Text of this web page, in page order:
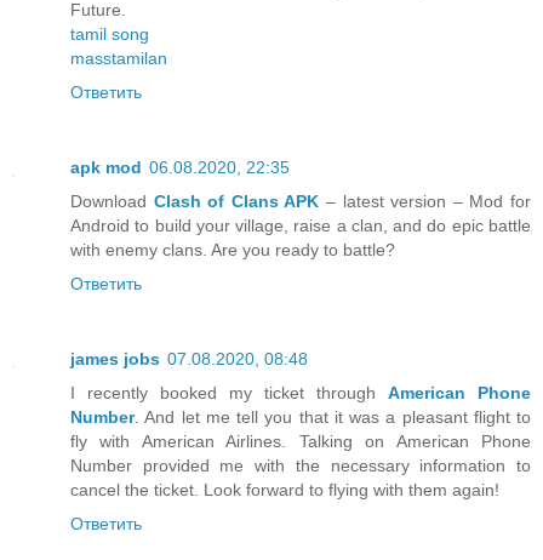
Future.
tamil song
masstamilan
Ответить
apk mod 06.08.2020, 22:35
Download Clash of Clans APK – latest version – Mod for
Android to build your village, raise a clan, and do epic battle
with enemy clans. Are you ready to battle?
Ответить
james jobs 07.08.2020, 08:48
I recently booked my ticket through American Phone
Number. And let me tell you that it was a pleasant flight to
fly with American Airlines. Talking on American Phone
Number provided me with the necessary information to
cancel the ticket. Look forward to flying with them again!
Ответить